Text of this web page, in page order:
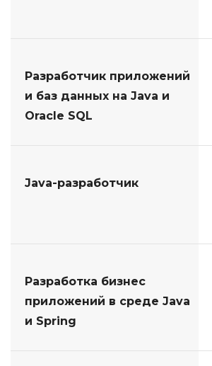
Разработчик приложений
и баз данных на Java и
Oracle SQL
Java-разработчик
Разработка бизнес
приложений в среде Java
и Spring